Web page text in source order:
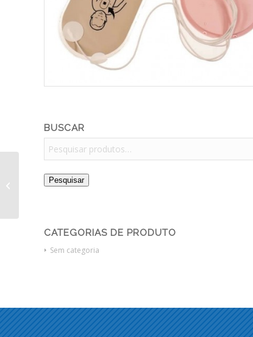
BUSCAR
Pesquisar
CATEGORIAS DE PRODUTO
Sem categoria
Detector fetal Med
Mega DM 550B digital –